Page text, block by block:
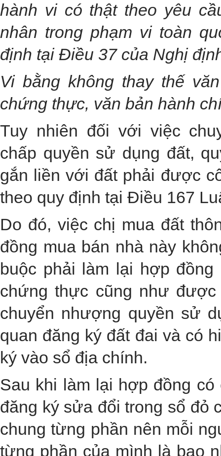
hành vi có thật theo yêu
nhân trong phạm vi toàn
định tại Điều 37 của Nghị
Vi bằng không thay thế
chứng thực, văn bản hành
Tuy nhiên đối với việc
chấp quyền sử dụng đất,
gắn liền với đất phải được
theo quy định tại Điều 167
Do đó, việc chị mua đất
đồng mua bán nhà này
buộc phải làm lại hợp
chứng thực cũng như
chuyển nhượng quyền sử
quan đăng ký đất đai và có
ký vào sổ địa chính.
Sau khi làm lại hợp đồng
đăng ký sửa đổi trong sổ đỏ
chung từng phần nên mỗi
từng phần của mình là bao